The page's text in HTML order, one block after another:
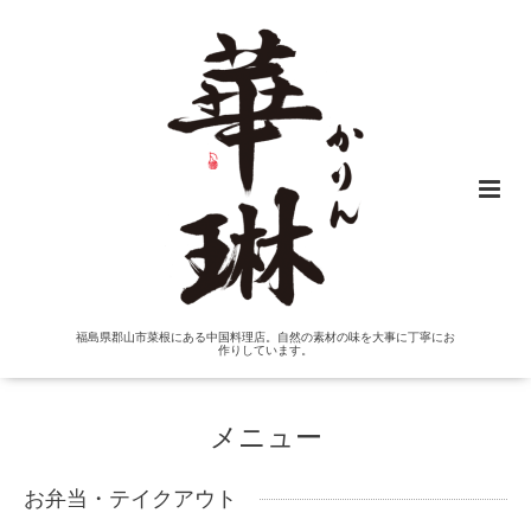
福島県郡山市菜根にある中国料理店。自然の素材の味を大事に丁寧にお
作りしています。
メニュー
お弁当・テイクアウト